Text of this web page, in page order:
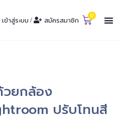
เข้าสู่ระบบ/ สมัครสมาชิก
วยกล้อง
ปรับโทนสี